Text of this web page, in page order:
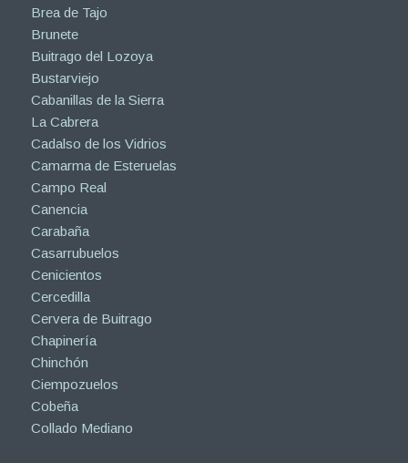
Brea de Tajo
Brunete
Buitrago del Lozoya
Bustarviejo
Cabanillas de la Sierra
La Cabrera
Cadalso de los Vidrios
Camarma de Esteruelas
Campo Real
Canencia
Carabaña
Casarrubuelos
Cenicientos
Cercedilla
Cervera de Buitrago
Chapinería
Chinchón
Ciempozuelos
Cobeña
Collado Mediano